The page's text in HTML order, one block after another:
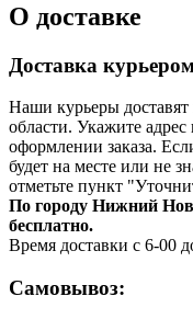
О доставке
Доставка
Наши курьеры
области. Укажите
оформлении заказа.
будет на месте или не
отметьте пункт
По городу Нижний
бесплатно.
Время доставки с 6-00
Самовывоз: